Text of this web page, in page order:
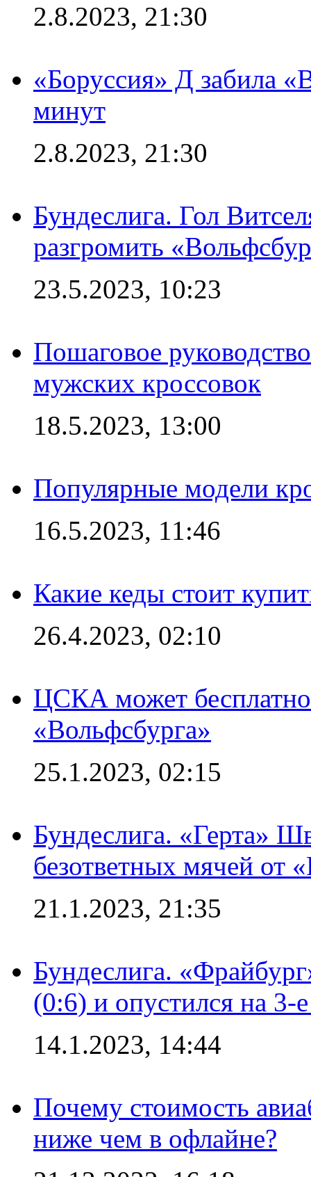
2.8.2023, 21:30
«Боруссия» Д забила
минут
2.8.2023, 21:30
Бундеслига. Гол
разгромить
23.5.2023, 10:23
Пошаговое
мужских кроссовок
18.5.2023, 13:00
Популярные модели
16.5.2023, 11:46
Какие кеды стоит
26.4.2023, 02:10
ЦСКА может
«Вольфсбурга»
25.1.2023, 02:15
Бундеслига. «Герта»
безответных мячей от
21.1.2023, 21:35
Бундеслига.
(0:6) и опустился на 3-
14.1.2023, 14:44
Почему стоимость
ниже чем в офлайне?